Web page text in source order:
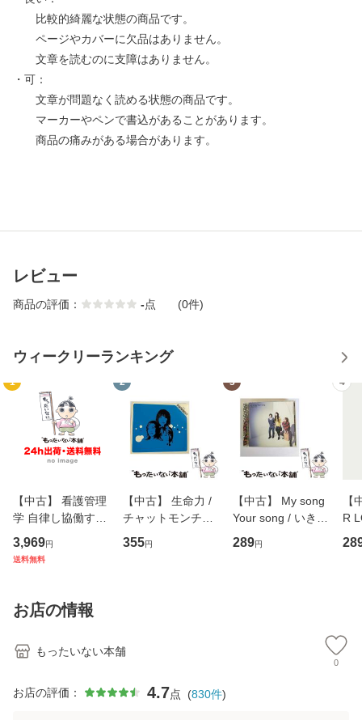
比較的綺麗な状態の商品です。
ページやカバーに欠品はありません。
文章を読むのに支障はありません。
・可：
文章が問題なく読める状態の商品です。
マーカーやペンで書込があることがあります。
商品の痛みがある場合があります。
レビュー
商品の評価： -点 (0件)
ウィークリーランキング
1
【中古】 看護管理
学 自律し協働する
専門職の看護マネ
ジメントスキル 改
恵 藤本幸三 / 南江
堂 [単行
3,969円
送料無料
2
【中古】 生命力 /
チャットモンチー /
キューンレコード
[CD]【メール便送
355円
3
【中古】 My song
Your song / いきも
のがかり / [CD]
【メール便送料無
289円
4
【
R
産
お店の情報
もったいない本舗
0
お店の評価： 4.7点 (830件)